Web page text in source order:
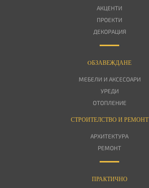
АКЦЕНТИ
ПРОЕКТИ
ДЕКОРАЦИЯ
OБЗАВЕЖДАНЕ
МЕБЕЛИ И АКСЕСОАРИ
УРЕДИ
ОТОПЛЕНИЕ
СТРОИТЕЛСТВО И РЕМОНТ
АРХИТЕКТУРА
РЕМОНТ
ПРАКТИЧНО